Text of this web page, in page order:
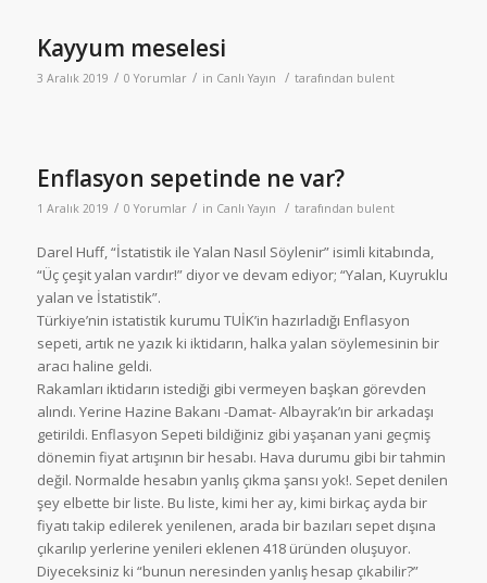
Kayyum meselesi
3 Aralık 2019 / 0 Yorumlar / in Canlı Yayın / tarafından bulent
Enflasyon sepetinde ne var?
1 Aralık 2019 / 0 Yorumlar / in Canlı Yayın / tarafından bulent
Darel Huff, “İstatistik ile Yalan Nasıl Söylenir” isimli kitabında,
“Üç çeşit yalan vardır!” diyor ve devam ediyor; “Yalan, Kuyruklu
yalan ve İstatistik”.
Türkiye’nin istatistik kurumu TUİK’in hazırladığı Enflasyon
sepeti, artık ne yazık ki iktidarın, halka yalan söylemesinin bir
aracı haline geldi.
Rakamları iktidarın istediği gibi vermeyen başkan görevden
alındı. Yerine Hazine Bakanı -Damat- Albayrak’ın bir arkadaşı
getirildi. Enflasyon Sepeti bildiğiniz gibi yaşanan yani geçmiş
dönemin fiyat artışının bir hesabı. Hava durumu gibi bir tahmin
değil. Normalde hesabın yanlış çıkma şansı yok!. Sepet denilen
şey elbette bir liste. Bu liste, kimi her ay, kimi birkaç ayda bir
fiyatı takip edilerek yenilenen, arada bir bazıları sepet dışına
çıkarılıp yerlerine yenileri eklenen 418 üründen oluşuyor.
Diyeceksiniz ki “bunun neresinden yanlış hesap çıkabilir?”